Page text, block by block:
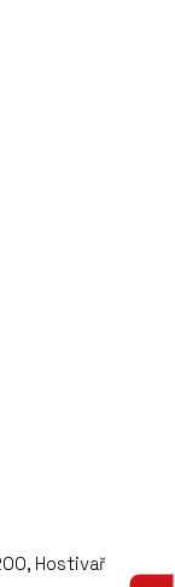
Hostivař